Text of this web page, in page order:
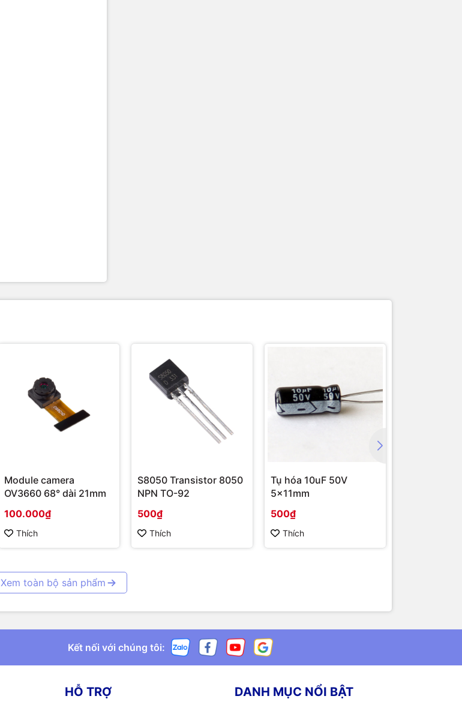
Module camera
OV3660 68° dài 21mm
100.000₫
Thích
S8050 Transistor 8050
NPN TO-92
500₫
Thích
Tụ hóa 10uF 50V
5x11mm
500₫
Thích
Xem toàn bộ sản phẩm
Kết nối với chúng tôi:
HỖ TRỢ DANH MỤC NỔI BẬT